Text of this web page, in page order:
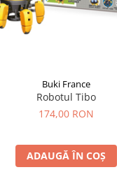
Buki France
Robotul Tibo
174,00 RON
ADAUGĂ ÎN COȘ